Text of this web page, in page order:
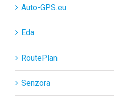
Auto-GPS.eu
Eda
RoutePlan
Senzora